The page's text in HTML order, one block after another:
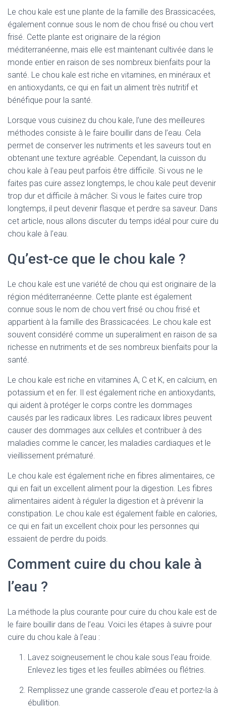
Le chou kale est une plante de la famille des Brassicacées,
également connue sous le nom de chou frisé ou chou vert
frisé. Cette plante est originaire de la région
méditerranéenne, mais elle est maintenant cultivée dans le
monde entier en raison de ses nombreux bienfaits pour la
santé. Le chou kale est riche en vitamines, en minéraux et
en antioxydants, ce qui en fait un aliment très nutritif et
bénéfique pour la santé.
Lorsque vous cuisinez du chou kale, l’une des meilleures
méthodes consiste à le faire bouillir dans de l’eau. Cela
permet de conserver les nutriments et les saveurs tout en
obtenant une texture agréable. Cependant, la cuisson du
chou kale à l’eau peut parfois être difficile. Si vous ne le
faites pas cuire assez longtemps, le chou kale peut devenir
trop dur et difficile à mâcher. Si vous le faites cuire trop
longtemps, il peut devenir flasque et perdre sa saveur. Dans
cet article, nous allons discuter du temps idéal pour cuire du
chou kale à l’eau.
Qu’est-ce que le chou kale ?
Le chou kale est une variété de chou qui est originaire de la
région méditerranéenne. Cette plante est également
connue sous le nom de chou vert frisé ou chou frisé et
appartient à la famille des Brassicacées. Le chou kale est
souvent considéré comme un superaliment en raison de sa
richesse en nutriments et de ses nombreux bienfaits pour la
santé.
Le chou kale est riche en vitamines A, C et K, en calcium, en
potassium et en fer. Il est également riche en antioxydants,
qui aident à protéger le corps contre les dommages
causés par les radicaux libres. Les radicaux libres peuvent
causer des dommages aux cellules et contribuer à des
maladies comme le cancer, les maladies cardiaques et le
vieillissement prématuré.
Le chou kale est également riche en fibres alimentaires, ce
qui en fait un excellent aliment pour la digestion. Les fibres
alimentaires aident à réguler la digestion et à prévenir la
constipation. Le chou kale est également faible en calories,
ce qui en fait un excellent choix pour les personnes qui
essaient de perdre du poids.
Comment cuire du chou kale à
l’eau ?
La méthode la plus courante pour cuire du chou kale est de
le faire bouillir dans de l’eau. Voici les étapes à suivre pour
cuire du chou kale à l’eau :
Lavez soigneusement le chou kale sous l’eau froide.
Enlevez les tiges et les feuilles abîmées ou flétries.
Remplissez une grande casserole d’eau et portez-la à
ébullition.